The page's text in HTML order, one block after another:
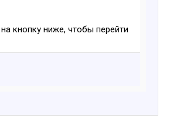
кнопку ниже, чтобы перейти